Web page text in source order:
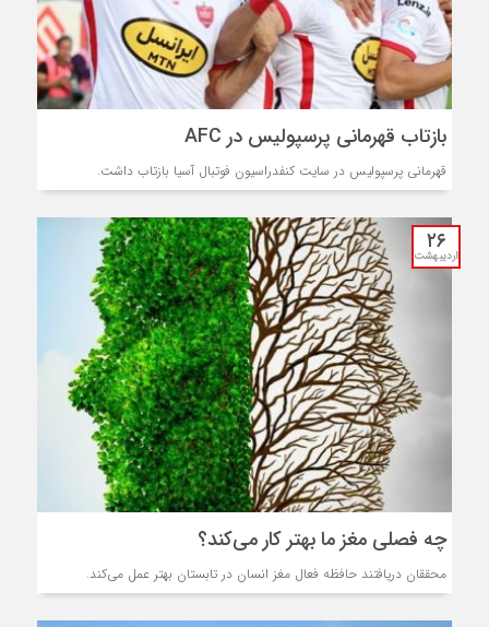
بازتاب قهرمانی پرسپولیس در AFC
قهرمانی پرسپولیس در سایت کنفدراسیون فوتبال آسیا بازتاب داشت.
۲۶
اردیبهشت
چه فصلی مغز ما بهتر کار می‌کند؟
محققان دریافتند حافظه فعال مغز انسان در تابستان بهتر عمل می‌کند.